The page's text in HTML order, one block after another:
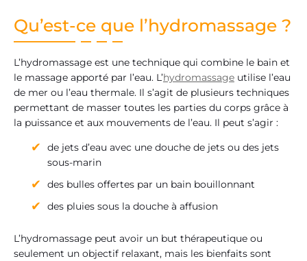
Qu’est-ce que l’hydromassage ?
L’hydromassage est une technique qui combine le bain et
le massage apporté par l’eau. L’hydromassage utilise l’eau
de mer ou l’eau thermale. Il s’agit de plusieurs techniques
permettant de masser toutes les parties du corps grâce à
la puissance et aux mouvements de l’eau. Il peut s’agir :
de jets d’eau avec une douche de jets ou des jets
sous-marin
des bulles offertes par un bain bouillonnant
des pluies sous la douche à affusion
L’hydromassage peut avoir un but thérapeutique ou
seulement un objectif relaxant, mais les bienfaits sont